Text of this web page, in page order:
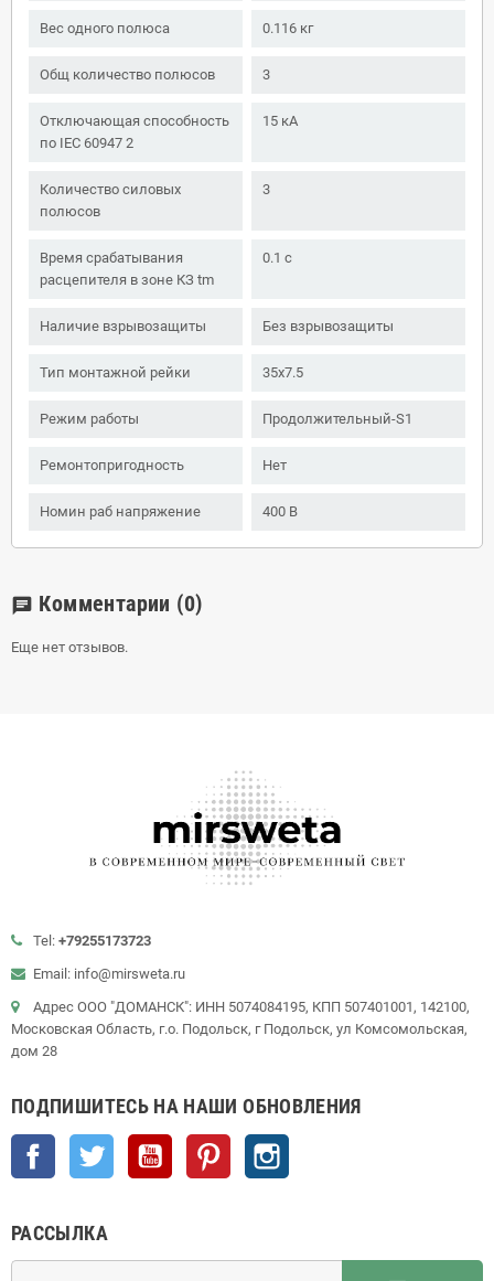
Вес одного полюса 0.116 кг
Общ количество полюсов 3
Отключающая способность
по IEC 60947 2
15 кА
Количество силовых
полюсов
3
Время срабатывания
расцепителя в зоне КЗ tm
0.1 с
Наличие взрывозащиты Без взрывозащиты
Тип монтажной рейки 35x7.5
Режим работы Продолжительный-S1
Ремонтопригодность Нет
Номин раб напряжение 400 В
chat Комментарии (0)
Еще нет отзывов.
Tel: +79255173723
Email: info@mirsweta.ru
Адрес ООО "ДОМАНСК": ИНН 5074084195, КПП 507401001, 142100,
Московская Область, г.о. Подольск, г Подольск, ул Комсомольская,
дом 28
ПОДПИШИТЕСЬ НА НАШИ ОБНОВЛЕНИЯ
Facebook Twitter YouTube Pinterest
РАССЫЛКА